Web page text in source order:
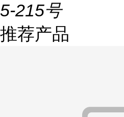
5-215号
推荐产品